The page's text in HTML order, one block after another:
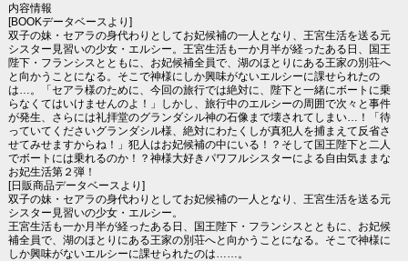
内容情報
[BOOKデータベースより]
双子の妹・セアラの身代わりとしてお妃候補の一人となり、王宮生活を送る元
シスター見習いの少女・エルシー。王宮生活も一か月半が経ったある日、国王
陛下・フランシスとともに、お妃候補全員で、湖のほとりにある王家の別荘へ
と向かうことになる。そこで神様にしか興味がないエルシーに課せられたの
は…。「セアラ様のために、今回の旅行では絶対に、陛下と一緒にボートに乗
らなくてはいけませんのよ！」しかし、旅行中のエルシーの周囲で次々と事件
が発生、さらには礼拝堂のグランダシル神の石像まで壊されてしまい…！「待
っていてくださいグランダシル様、絶対にわたくしが真犯人を捕まえて反省さ
せてみせますからね！」犯人はお妃候補の中にいる！？そして国王陛下と二人
でボートには乗れるのか！？神様大好きパワフルシスターによる自由気ままな
お妃生活第２弾！
[日販商品データベースより]
双子の妹・セアラの身代わりとしてお妃候補の一人となり、王宮生活を送る元
シスター見習いの少女・エルシー。
王宮生活も一か月半が経ったある日、国王陛下・フランシスとともに、お妃候
補全員で、湖のほとりにある王家の別荘へと向かうことになる。そこで神様に
しか興味がないエルシーに課せられたのは……。